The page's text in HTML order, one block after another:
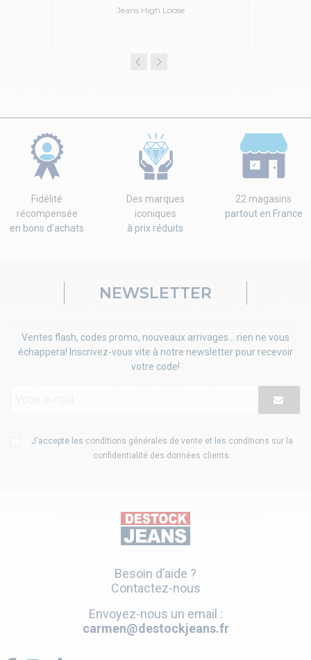
Jeans High Loose
Fidélité
récompensée
en bons d'achats
Des marques
iconiques
à prix réduits
22 magasins
partout en France
NEWSLETTER
Ventes flash, codes promo, nouveaux arrivages... rien ne vous
échappera! Inscrivez-vous vite à notre newsletter pour recevoir
votre code!
J'accepte les conditions générales de vente et les conditions sur la
confidentialité des données clients
Besoin d’aide ?
Contactez-nous
Envoyez-nous un email :
carmen@destockjeans.fr